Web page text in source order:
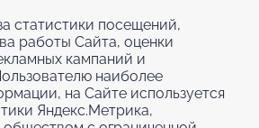
статистики посещений,
работы Сайта, оценки
кампаний и
наиболее
на Сайте используется
Яндекс.Метрика,